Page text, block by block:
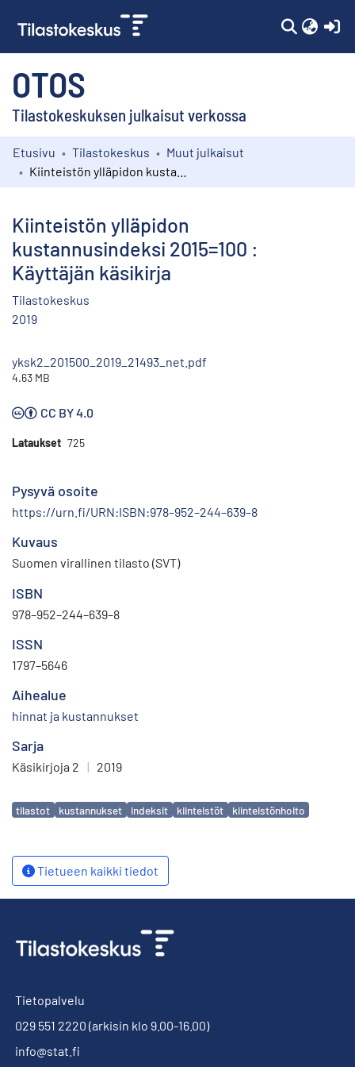
OTOS
Tilastokeskuksen julkaisut verkossa
Kokoelmat
Etusivu Tilastokeskus
Muut julkaisut
Kiinteistön ylläpidon
kustannusindeksi 2015=100 :
Käyttäjän käsikirja
Tilastokeskus
2019
yksk2_201500_2019_21493_net.pdf
4.63 MB
CC BY 4.0
Lataukset 725
Pysyvä osoite
https://urn.fi/URN:ISBN:978–952–244–639–8
Kuvaus
Suomen virallinen tilasto (SVT)
ISBN
978–952–244–639–8
ISSN
1797–5646
Aihealue
hinnat ja kustannukset
Sarja
Käsikirjoja 2 | 2019
Avainsanat
tilastot kustannukset indeksit kiinteistöt kiinteistönhoito
Tietueen kaikki tiedot
Tietopalvelu
029 551 2220 (arkisin klo 9.00-16.00)
info@stat.fi